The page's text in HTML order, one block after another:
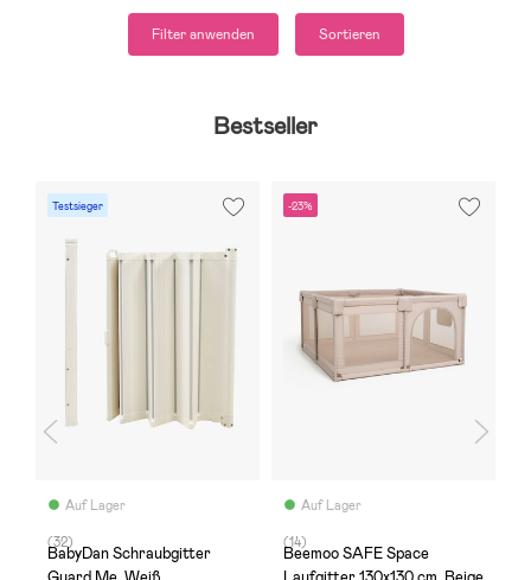
Filter anwenden Sortieren
Bestseller
Testsieger
Auf Lager
(32)
BabyDan Schraubgitter
-23%
Auf Lager
(14)
Beemoo SAFE Space